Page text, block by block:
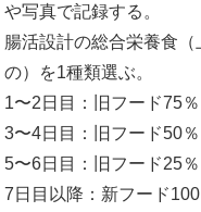
や写真で記録する。
腸活設計の総合栄養食
の）を1種類選ぶ。
1〜2日目：旧フード75
3〜4日目：旧フード50
5〜6日目：旧フード25
7日目以降：新フード100